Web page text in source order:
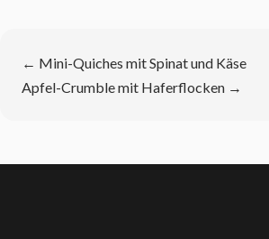
← Mini-Quiches mit Spinat und Käse
Apfel-Crumble mit Haferflocken →